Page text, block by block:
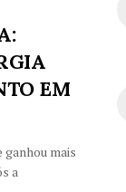
EM
mais
a